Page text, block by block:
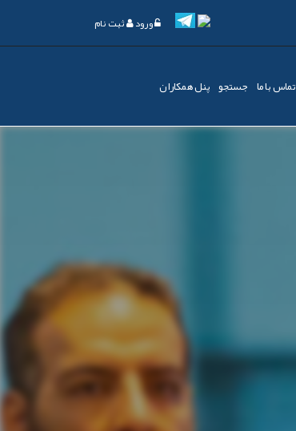
ورود ثبت نام
تماس با ما جستجو پنل همکاران